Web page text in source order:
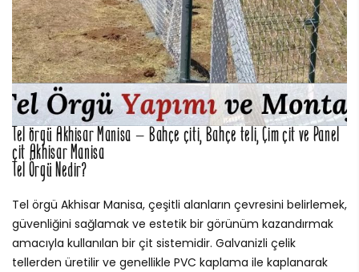
Tel örgü Akhisar Manisa – Bahçe çiti, Bahçe teli, Çim çit ve Panel
çit Akhisar Manisa
Tel Örgü Nedir?
Tel örgü Akhisar Manisa, çeşitli alanların çevresini belirlemek,
güvenliğini sağlamak ve estetik bir görünüm kazandırmak
amacıyla kullanılan bir çit sistemidir. Galvanizli çelik
tellerden üretilir ve genellikle PVC kaplama ile kaplanarak